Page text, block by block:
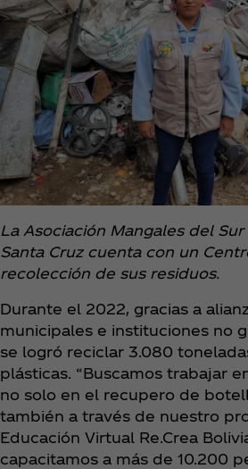
La Asociación Mangales del
Santa Cruz cuenta con un
recolección de sus residuos.
Durante el 2022, gracias a
municipales e instituciones no
se logró reciclar 3.080
plásticas. “Buscamos trabajar
no solo en el recupero de
también a través de nuestro
Educación Virtual Re.Crea
capacitamos a más de 10.200